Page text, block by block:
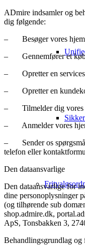
ADmire indsamler og
dig følgende:
– Besøger vores
– Gennemfører et køb
– Opretter en
– Opretter en
– Tilmelder dig vores
– Anmelder vores
– Sender os
telefon eller
Den dataansvarlige
Den dataansvarlige for
dine personoplysninger
(og tilhørende sub
shop.admire.dk,
ApS, Tonsbakken 3,
Behandlingsgrundlag og